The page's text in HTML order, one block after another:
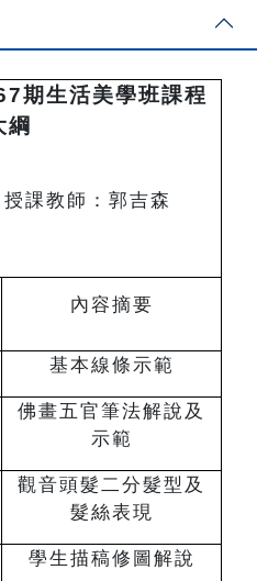
期生活美學班課程
綱
：佛畫
郭吉森
內容摘要
基本線條示範
佛畫五官筆法解說及
示範
觀音頭髮二分髮型及
髮絲表現
學生描稿修圖解說